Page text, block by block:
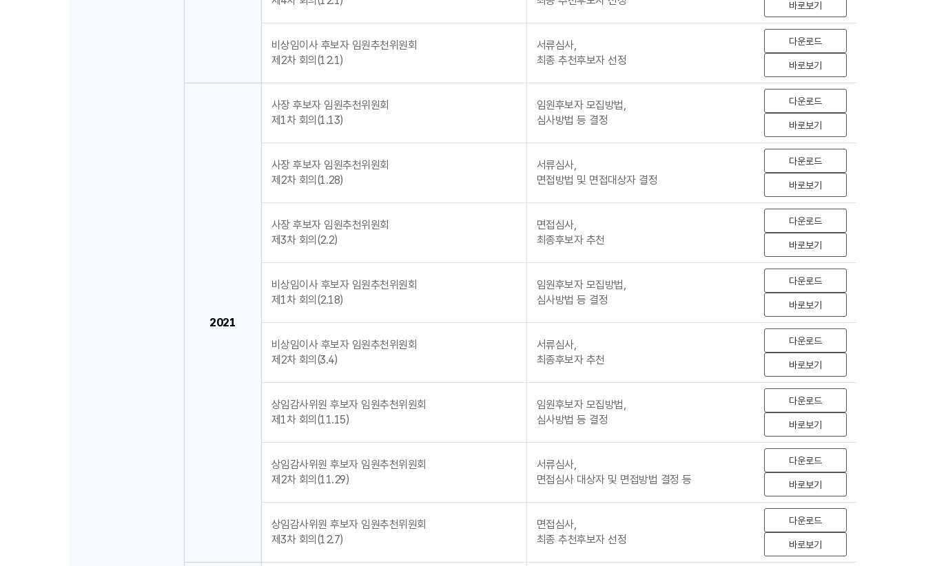
바로보기
비상임이사 후보자 임원추천위원회
제2차 회의(12.1)
서류심사,
최종 추천후보자 선정
다운로드
바로보기
2021
사장 후보자 임원추천위원회
제1차 회의(1.13)
임원후보자 모집방법,
심사방법 등 결정
다운로드
바로보기
사장 후보자 임원추천위원회
제2차 회의(1.28)
서류심사,
면접방법 및 면접대상자 결정
다운로드
바로보기
사장 후보자 임원추천위원회
제3차 회의(2.2)
면접심사,
최종후보자 추천
다운로드
바로보기
비상임이사 후보자 임원추천위원회
제1차 회의(2.18)
임원후보자 모집방법,
심사방법 등 결정
다운로드
바로보기
비상임이사 후보자 임원추천위원회
제2차 회의(3.4)
서류심사,
최종후보자 추천
다운로드
바로보기
상임감사위원 후보자 임원추천위원회
제1차 회의(11.15)
임원후보자 모집방법,
심사방법 등 결정
다운로드
바로보기
상임감사위원 후보자 임원추천위원회
제2차 회의(11.29)
서류심사,
면접심사 대상자 및 면접방법 결정 등
다운로드
바로보기
상임감사위원 후보자 임원추천위원회
제3차 회의(12.7)
면접심사,
최종 추천후보자 선정
다운로드
바로보기